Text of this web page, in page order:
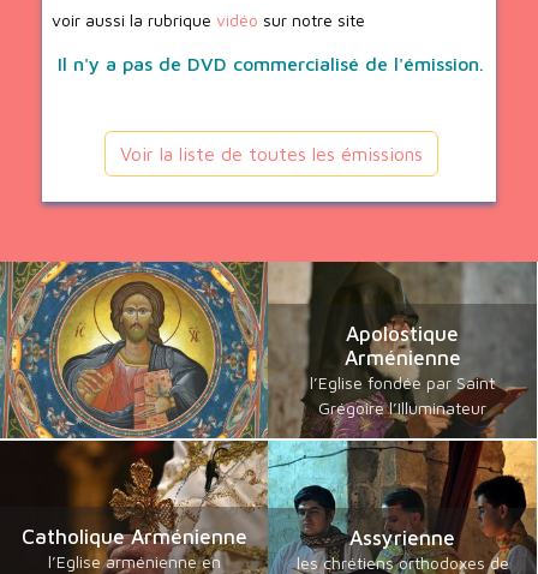
voir aussi la rubrique vidéo sur notre site
Il n'y a pas de DVD commercialisé de l'émission.
Voir la liste de toutes les émissions
Apolostique
Arménienne
l’Eglise fondée par Saint
Grégoire l’Illuminateur
Catholique Arménienne
l’Eglise arménienne en
Assyrienne
les chrétiens orthodoxes de